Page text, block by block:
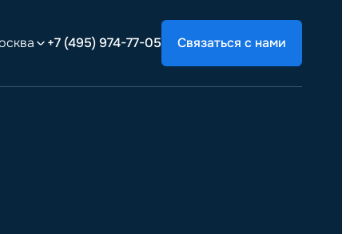
+7 (495) 974-77-05 Связаться с нами